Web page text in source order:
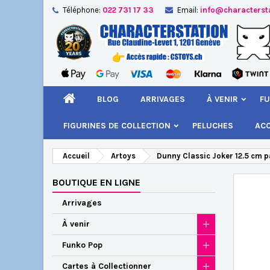
Téléphone: 022 731 17 33 Email:
BLOG ARRIVAGES À VENIR
FIGURINES DE COLLECTION PELUCHES
Accueil Artoys Dunny Classic Joker 12.5 cm
BOUTIQUE EN LIGNE
Arrivages
À venir
Funko Pop
Cartes à Collectionner